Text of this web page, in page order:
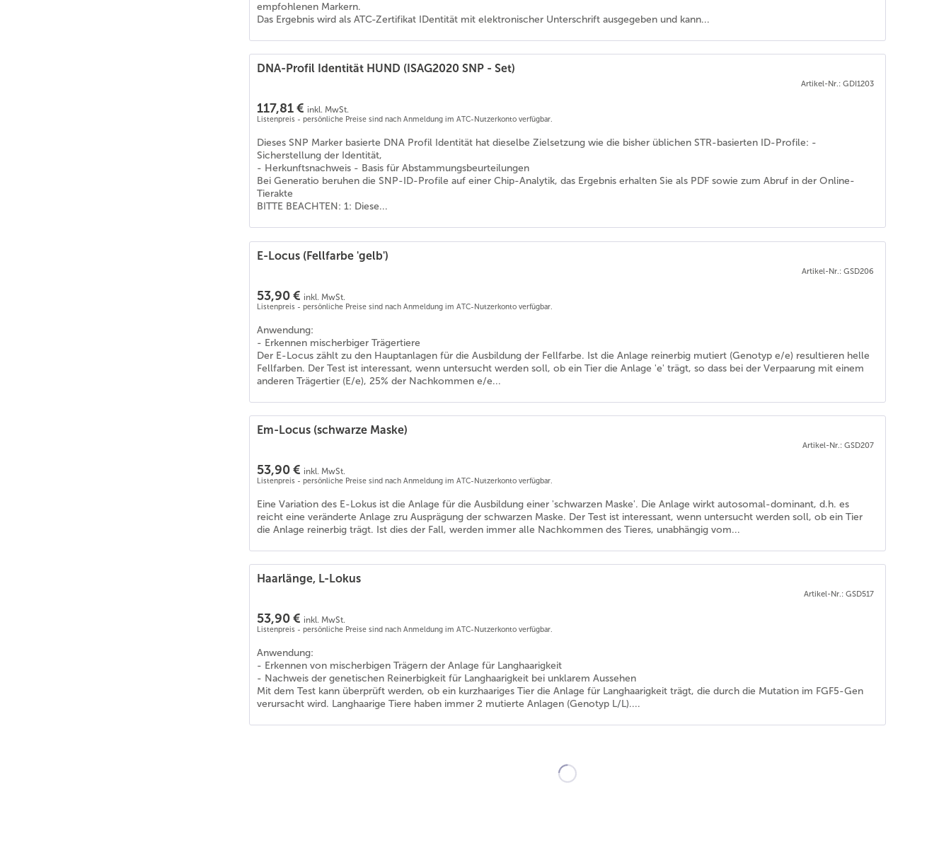
empfohlenen Markern.
Das Ergebnis wird als ATC-Zertifikat IDentität mit elektronischer Unterschrift ausgegeben und kann...
DNA-Profil Identität HUND (ISAG2020 SNP - Set)
Artikel-Nr.: GDI1203
117,81 € inkl. MwSt.
Listenpreis - persönliche Preise sind nach Anmeldung im ATC-Nutzerkonto verfügbar.
Dieses SNP Marker basierte DNA Profil Identität hat dieselbe Zielsetzung wie die bisher üblichen STR-basierten ID-Profile: -
Sicherstellung der Identität,
- Herkunftsnachweis - Basis für Abstammungsbeurteilungen
Bei Generatio beruhen die SNP-ID-Profile auf einer Chip-Analytik, das Ergebnis erhalten Sie als PDF sowie zum Abruf in der Online-
Tierakte
BITTE BEACHTEN: 1: Diese...
E-Locus (Fellfarbe 'gelb')
Artikel-Nr.: GSD206
53,90 € inkl. MwSt.
Listenpreis - persönliche Preise sind nach Anmeldung im ATC-Nutzerkonto verfügbar.
Anwendung:
- Erkennen mischerbiger Trägertiere
Der E-Locus zählt zu den Hauptanlagen für die Ausbildung der Fellfarbe. Ist die Anlage reinerbig mutiert (Genotyp e/e) resultieren helle
Fellfarben. Der Test ist interessant, wenn untersucht werden soll, ob ein Tier die Anlage 'e' trägt, so dass bei der Verpaarung mit einem
anderen Trägertier (E/e), 25% der Nachkommen e/e...
Em-Locus (schwarze Maske)
Artikel-Nr.: GSD207
53,90 € inkl. MwSt.
Listenpreis - persönliche Preise sind nach Anmeldung im ATC-Nutzerkonto verfügbar.
Eine Variation des E-Lokus ist die Anlage für die Ausbildung einer 'schwarzen Maske'. Die Anlage wirkt autosomal-dominant, d.h. es
reicht eine veränderte Anlage zru Ausprägung der schwarzen Maske. Der Test ist interessant, wenn untersucht werden soll, ob ein Tier
die Anlage reinerbig trägt. Ist dies der Fall, werden immer alle Nachkommen des Tieres, unabhängig vom...
Haarlänge, L-Lokus
Artikel-Nr.: GSD517
53,90 € inkl. MwSt.
Listenpreis - persönliche Preise sind nach Anmeldung im ATC-Nutzerkonto verfügbar.
Anwendung:
- Erkennen von mischerbigen Trägern der Anlage für Langhaarigkeit
- Nachweis der genetischen Reinerbigkeit für Langhaarigkeit bei unklarem Aussehen
Mit dem Test kann überprüft werden, ob ein kurzhaariges Tier die Anlage für Langhaarigkeit trägt, die durch die Mutation im FGF5-Gen
verursacht wird. Langhaarige Tiere haben immer 2 mutierte Anlagen (Genotyp L/L)....